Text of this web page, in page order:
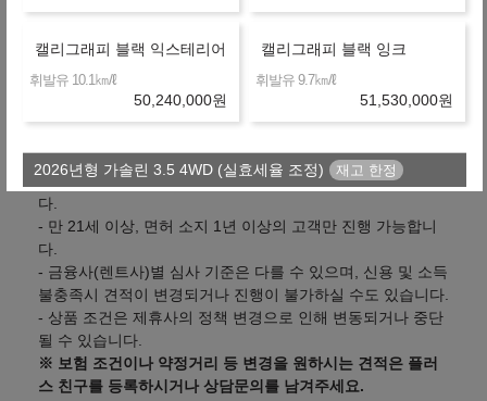
유의사항
따라 달라질 수 있습니다.
- 산출하신 견적이 정확한지 상담을 통해 확인하시기 바랍니
다.
- 만 21세 이상, 면허 소지 1년 이상의 고객만 진행 가능합니
다.
- 금융사(렌트사)별 심사 기준은 다를 수 있으며, 신용 및 소득
불충족시 견적이 변경되거나 진행이 불가하실 수도 있습니다.
- 상품 조건은 제휴사의 정책 변경으로 인해 변동되거나 중단
될 수 있습니다.
※ 보험 조건이나 약정거리 등 변경을 원하시는 견적은 플러
스 친구를 등록하시거나 상담문의를 남겨주세요.
캘리그래피 블랙 익스테리어
휘발유 10.1㎞/ℓ
50,240,000원
캘리그래피 블랙 잉크
휘발유 9.7㎞/ℓ
51,530,000원
2026년형 가솔린 3.5 4WD (실효세율 조정)
프리미엄
휘발유 10.4
43,170,000 원
익스클루시브
48,130,000원
아너스
휘발유 10.1㎞/ℓ
50,420,000원
휘발유 10.1㎞/ℓ
52,420,000